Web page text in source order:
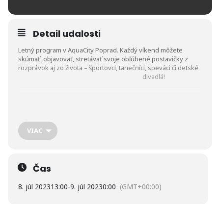
Detail udalosti
Letný program v AquaCity Poprad. Každý víkend môžete
skúmať, objavovať, stretávať svoje obľúbené postavičky z
rozprávok aj zo života – športovci, tanečníci, speváci či detské
divadlá!
VIAC
Čas
8. júl 202313:00-9. júl 20230:00 (GMT+00:00)